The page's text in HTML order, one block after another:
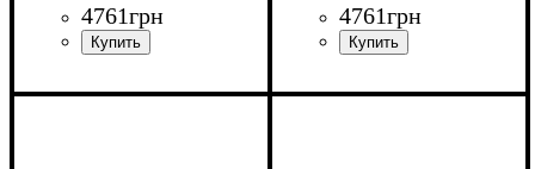
4761грн
Длина: 120 см
4761грн
Длина: 120 см